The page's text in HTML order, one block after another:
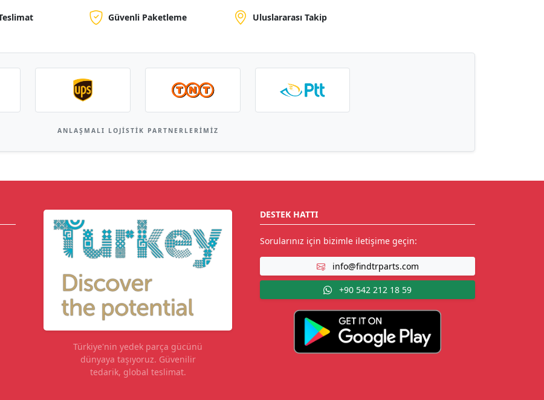
Güvenli Paketleme Uluslararası Takip
ANLAŞMALI LOJISTIK PARTNERLERIMIZ
Türkiye'nin yedek parça gücünü
dünyaya taşıyoruz. Güvenilir
tedarik, global teslimat.
DESTEK HATTI
Sorularınız için bizimle iletişime geçin:
info@findtrparts.com
+90 542 212 18 59